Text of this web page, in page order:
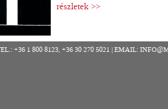
részletek >>
+36 1 800 8123, +36 30 270 5021 | EMAIL: